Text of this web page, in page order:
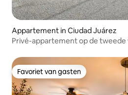
Appartement in Ciudad Juárez
Privé-appartement op de
Favoriet van gasten
Favoriet van gasten